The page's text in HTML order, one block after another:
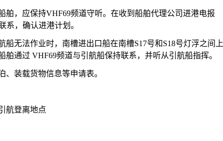
，应保持VHF69频道守听。在收到船舶代理公司进港电报
系，确认进港计划。
无法作业时，南槽进出口船在南槽S17号和S18号灯浮之间上
舶通过 VHF69频道与引航船保持联系，并听从引航船指挥。
装载货物信息等申请表。
登离地点